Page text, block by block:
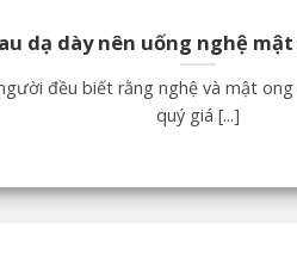
dạ dày nên uống nghệ
đều biết rằng nghệ và mật
quý giá [...]